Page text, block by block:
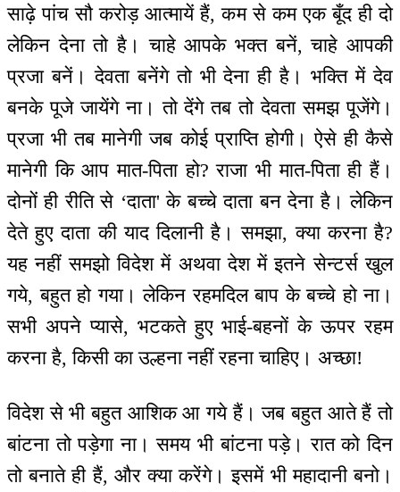
साढ़े पांच सौ करोड़ आत्मायें हैं, कम से कम एक बूँद ही दो
लेकिन देना तो है। चाहे आपके भक्त बनें, चाहे आपकी
प्रजा बनें। देवता बनेंगे तो भी देना ही है। भक्ति में देव
बनके पूजे जायेंगे ना। तो देंगे तब तो देवता समझ पूजेंगे।
प्रजा भी तब मानेगी जब कोई प्राप्ति होगी। ऐसे ही कैसे
मानेगी कि आप मात-पिता हो? राजा भी मात-पिता ही हैं।
दोनों ही रीति से ‘दाता' के बच्चे दाता बन देना है। लेकिन
देते हुए दाता की याद दिलानी है। समझा, क्या करना है?
यह नहीं समझो विदेश में अथवा देश में इतने सेन्टर्स खुल
गये, बहुत हो गया। लेकिन रहमदिल बाप के बच्चे हो ना।
सभी अपने प्यासे, भटकते हुए भाई-बहनों के ऊपर रहम
करना है, किसी का उल्हना नहीं रहना चाहिए। अच्छा!
विदेश से भी बहुत आशिक आ गये हैं। जब बहुत आते हैं तो
बांटना तो पड़ेगा ना। समय भी बांटना पड़े। रात को दिन
तो बनाते ही हैं, और क्या करेंगे। इसमें भी महादानी बनो।